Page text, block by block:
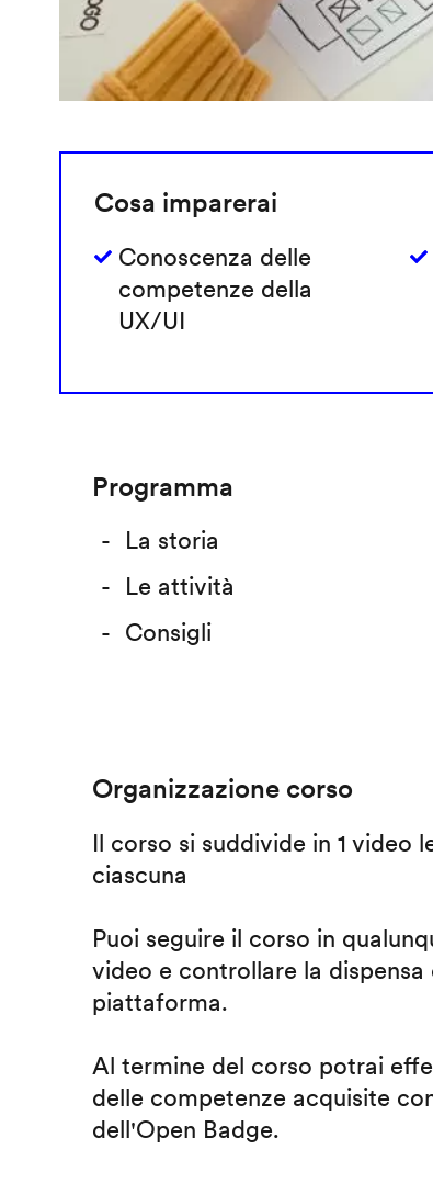
Cosa imparerai
Conoscenza delle
competenze della
UX/UI
Programma
La storia
Le attività
Consigli
Organizzazione corso
Il corso si suddivide in 1 video
ciascuna
Puoi seguire il corso in
video e controllare la dispensa
piattaforma.
Al termine del corso potrai
delle competenze acquisite
dell'Open Badge.